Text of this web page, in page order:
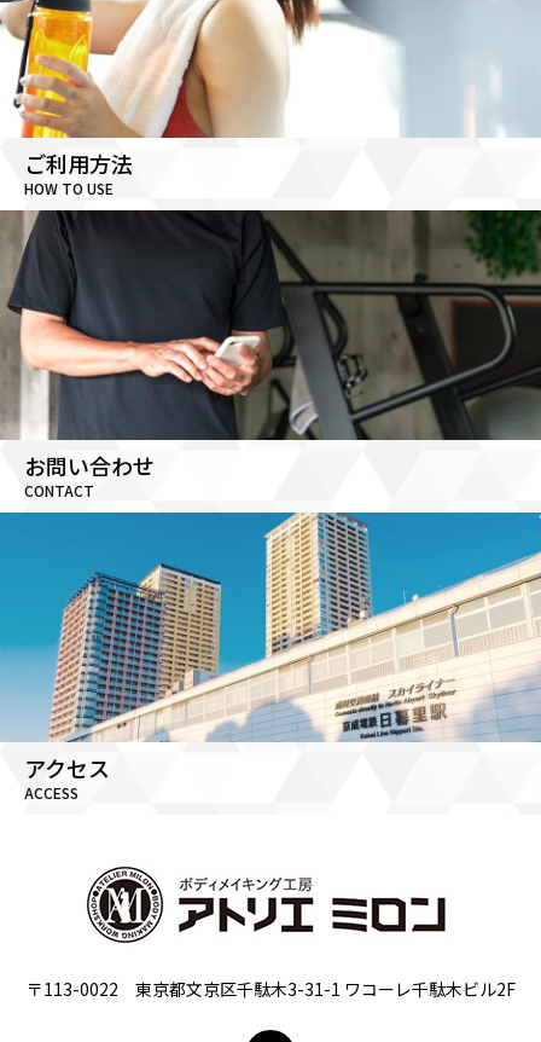
ご利用方法
HOW TO USE
お問い合わせ
CONTACT
アクセス
ACCESS
〒113-0022 東京都文京区千駄木3-31-1 ワコーレ千駄木ビル2F